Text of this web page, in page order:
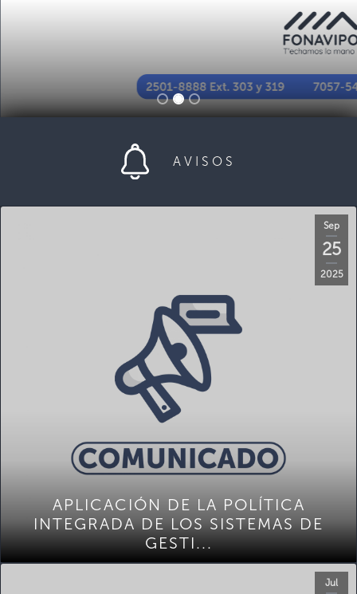
AVISOS
Sep
25
2025
APLICACIÓN DE LA POLÍTICA
INTEGRADA DE LOS SISTEMAS DE
GESTI...
Jul